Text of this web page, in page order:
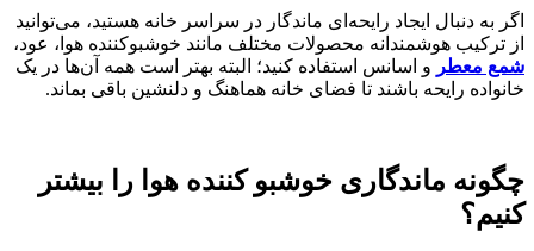
اگر به دنبال ایجاد رایحه‌ای ماندگار در سراسر خانه هستید، می‌توانید
از ترکیب هوشمندانه محصولات مختلف مانند خوشبوکننده هوا، عود،
شمع معطر و اسانس استفاده کنید؛ البته بهتر است همه آن‌ها در یک
خانواده رایحه باشند تا فضای خانه هماهنگ و دلنشین باقی بماند.
چگونه ماندگاری خوشبو کننده هوا را بیشتر
کنیم؟